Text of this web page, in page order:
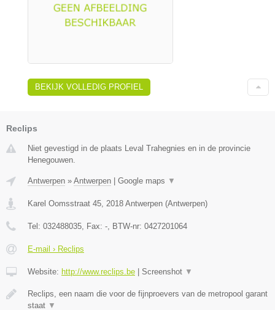
BEKIJK VOLLEDIG PROFIEL
Reclips
Niet gevestigd in de plaats Leval Trahegnies en in de provincie
Henegouwen.
Antwerpen » Antwerpen Google maps ▼
Karel Oomsstraat 45 2018 Antwerpen (Antwerpen)
Tel: 032488035 , Fax: - , BTW-nr: 0427201064
E-mail › Reclips
Website: http://www.reclips.be Screenshot ▼
Reclips, een naam die voor de fijnproevers van de metropool garant
staat ▼